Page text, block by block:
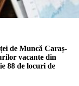
de Muncă Caraș-
vacante din
88 de locuri de